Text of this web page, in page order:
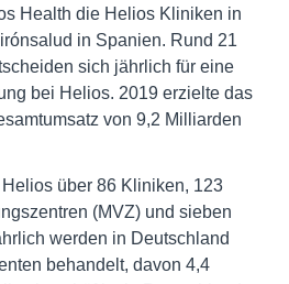
Health die Helios Kliniken in
in Spanien. Rund 21
sich jährlich für eine
bei Helios. 2019 erzielte das
von 9,2 Milliarden
über 86 Kliniken, 123
(MVZ) und sieben
werden in Deutschland
behandelt, davon 4,4